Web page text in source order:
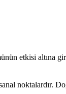
etkisi altına
noktalardır.